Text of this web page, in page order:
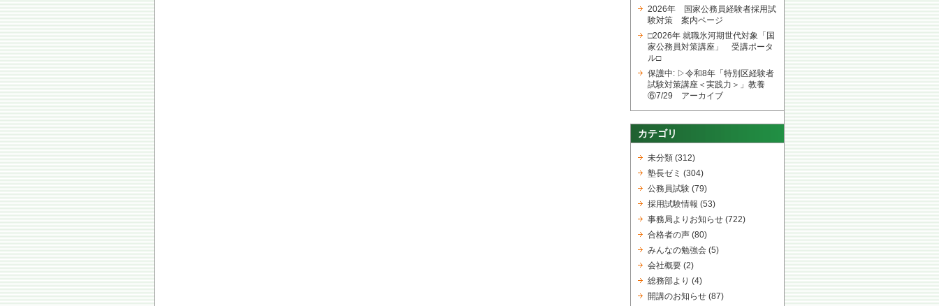
2026年 国家公務員経験者採用試
験対策 案内ページ
□2026年 就職氷河期世代対象「国
家公務員対策講座」 受講ポータ
ル□
保護中: ▷令和8年「特別区経験者
試験対策講座＜実践力＞」教養
⑥7/29 アーカイブ
カテゴリ
未分類 (312)
塾長ゼミ (304)
公務員試験 (79)
採用試験情報 (53)
事務局よりお知らせ (722)
合格者の声 (80)
みんなの勉強会 (5)
会社概要 (2)
総務部より (4)
開講のお知らせ (87)